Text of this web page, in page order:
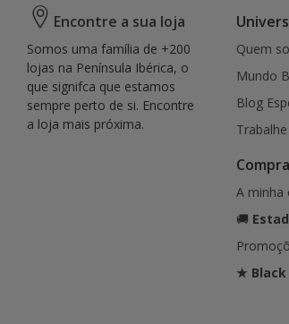
Encontre a sua loja
Somos uma família de +200
lojas na Península Ibérica, o
que signifca que estamos
sempre perto de si. Encontre
a loja mais próxima.
Quem
Mundo
Blog
A minha
🚚
★